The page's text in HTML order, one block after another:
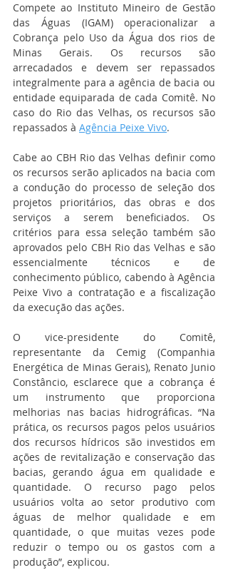
Compete ao Instituto Mineiro de Gestão
das Águas (IGAM) operacionalizar a
Cobrança pelo Uso da Água dos rios de
Minas Gerais. Os recursos são
arrecadados e devem ser repassados
integralmente para a agência de bacia ou
entidade equiparada de cada Comitê. No
caso do Rio das Velhas, os recursos são
repassados à Agência Peixe Vivo.
Cabe ao CBH Rio das Velhas definir como
os recursos serão aplicados na bacia com
a condução do processo de seleção dos
projetos prioritários, das obras e dos
serviços a serem beneficiados. Os
critérios para essa seleção também são
aprovados pelo CBH Rio das Velhas e são
essencialmente técnicos e de
conhecimento público, cabendo à Agência
Peixe Vivo a contratação e a fiscalização
da execução das ações.
O vice-presidente do Comitê,
representante da Cemig (Companhia
Energética de Minas Gerais), Renato Junio
Constâncio, esclarece que a cobrança é
um instrumento que proporciona
melhorias nas bacias hidrográficas. “Na
prática, os recursos pagos pelos usuários
dos recursos hídricos são investidos em
ações de revitalização e conservação das
bacias, gerando água em qualidade e
quantidade. O recurso pago pelos
usuários volta ao setor produtivo com
águas de melhor qualidade e em
quantidade, o que muitas vezes pode
reduzir o tempo ou os gastos com a
produção”, explicou.